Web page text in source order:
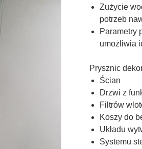
Zużycie
potrzeb
Parametry
umożliwia
Prysznic
Ścian
Drzwi z
Filtrów
Koszy do
Układu
Systemu